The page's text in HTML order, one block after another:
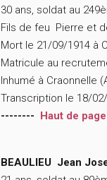
30 ans, soldat au
Fils de feu Pierre et
Mort le 21/09/1914 à
Matricule au
Inhumé à Craonnelle
Transcription le 18/
-------- Haut de page
BEAULIEU Jean